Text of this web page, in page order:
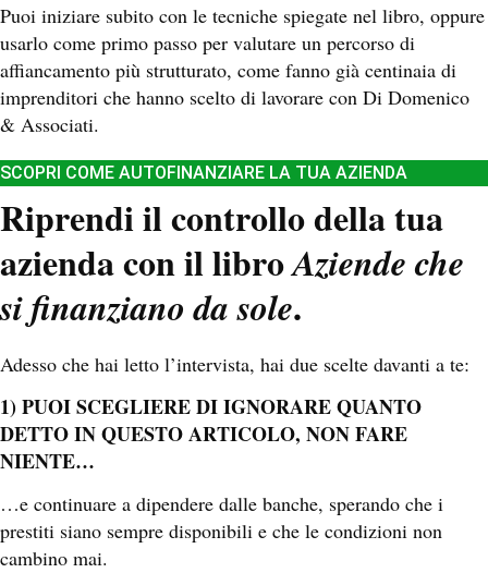
Puoi iniziare subito con le tecniche spiegate nel libro, oppure
usarlo come primo passo per valutare un percorso di
affiancamento più strutturato, come fanno già centinaia di
imprenditori che hanno scelto di lavorare con Di Domenico
& Associati.
SCOPRI COME AUTOFINANZIARE LA TUA AZIENDA
Riprendi il controllo della tua
azienda con il libroAziende che
si finanziano da sole.
Adesso che hai letto l’intervista, hai due scelte davanti a te:
1) PUOI SCEGLIERE DI IGNORARE QUANTO
DETTO IN QUESTO ARTICOLO, NON FARE
NIENTE…
…e continuare a dipendere dalle banche, sperando che i
prestiti siano sempre disponibili e che le condizioni non
cambino mai.